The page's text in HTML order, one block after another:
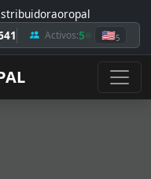
Activos:5 🇺🇸5